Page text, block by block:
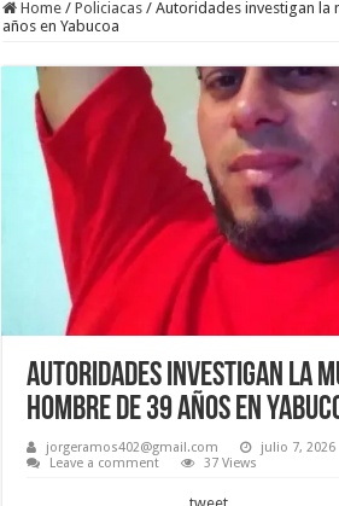
Home / Policiacas / Autoridades investigan la
años en Yabucoa
Autoridades investigan la
hombre de 39 años en
jorgeramos402@gmail.com julio 7, 2026
Leave a comment
37 Views